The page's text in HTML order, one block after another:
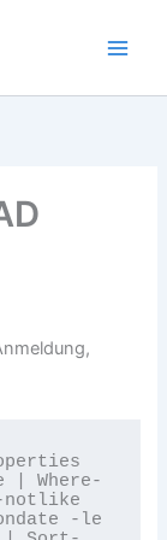
| Where-
notlike
-le